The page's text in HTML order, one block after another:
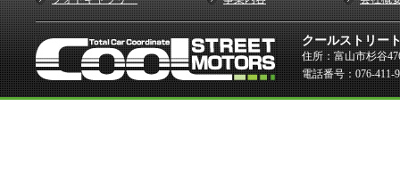
クールストリー
住所：富山市杉谷
電話番号：076-